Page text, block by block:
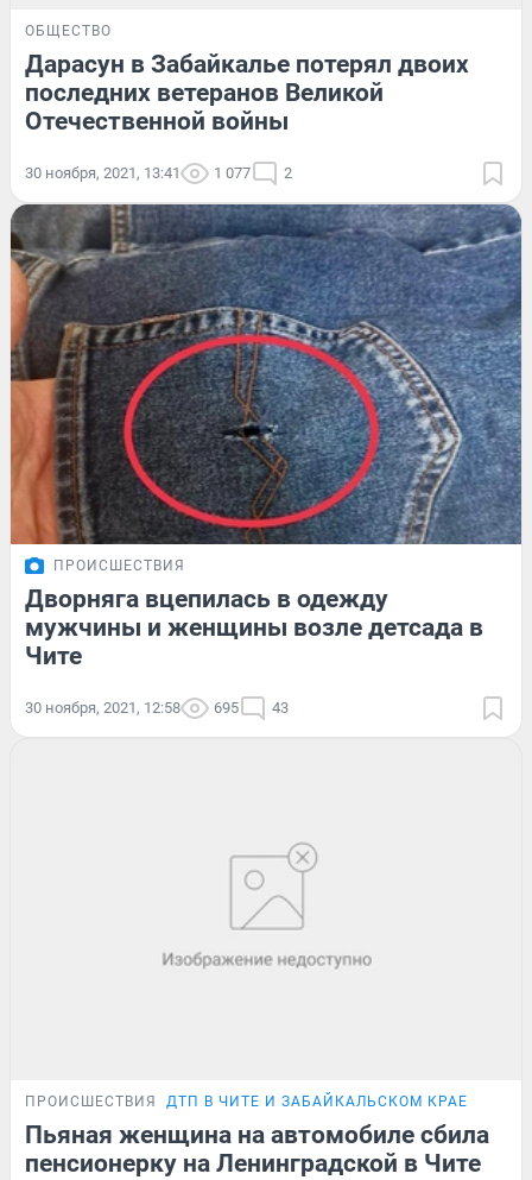
ОБЩЕСТВО
Дарасун в Забайкалье потерял двоих
последних ветеранов Великой
Отечественной войны
30 ноября, 2021, 13:41 1 077 2
ПРОИСШЕСТВИЯ
Дворняга вцепилась в одежду
мужчины и женщины возле детсада в
Чите
30 ноября, 2021, 12:58 695 43
ПРОИСШЕСТВИЯ ДТП В ЧИТЕ И ЗАБАЙКАЛЬСКОМ КРАЕ
Пьяная женщина на автомобиле сбила
пенсионерку на Ленинградской в Чите